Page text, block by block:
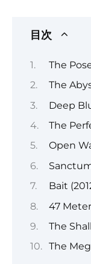
目次
The
The
Deep
The
Open
Bait
47
The
The